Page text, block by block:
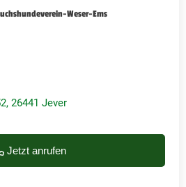
Weser-Ems
26441 Jever
Jetzt anrufen